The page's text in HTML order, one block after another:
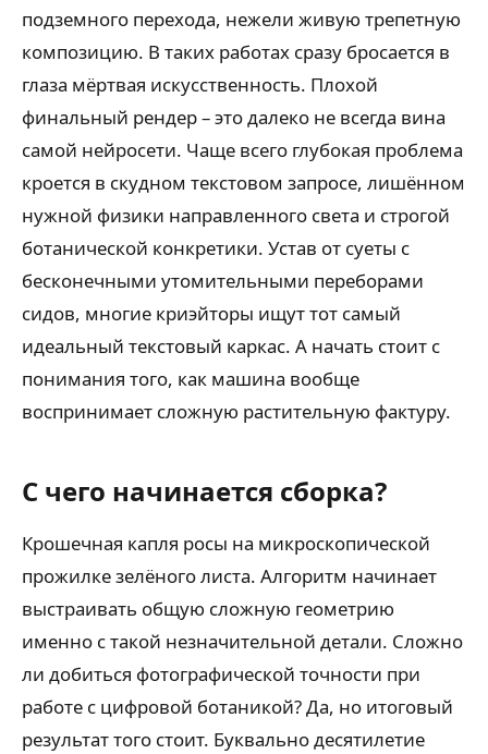
подземного перехода, нежели живую трепетную
композицию. В таких работах сразу бросается в
глаза мёртвая искусственность. Плохой
финальный рендер – это далеко не всегда вина
самой нейросети. Чаще всего глубокая проблема
кроется в скудном текстовом запросе, лишённом
нужной физики направленного света и строгой
ботанической конкретики. Устав от суеты с
бесконечными утомительными переборами
сидов, многие криэйторы ищут тот самый
идеальный текстовый каркас. А начать стоит с
понимания того, как машина вообще
воспринимает сложную растительную фактуру.
С чего начинается сборка?
Крошечная капля росы на микроскопической
прожилке зелёного листа. Алгоритм начинает
выстраивать общую сложную геометрию
именно с такой незначительной детали. Сложно
ли добиться фотографической точности при
работе с цифровой ботаникой? Да, но итоговый
результат того стоит. Буквально десятилетие